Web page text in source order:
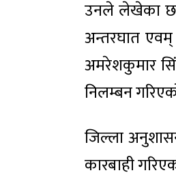
उनले लेखेका छन्,
अन्तरघात एवम्
अमरेशकुमार
निलम्बन
जिल्ला
कारबाही